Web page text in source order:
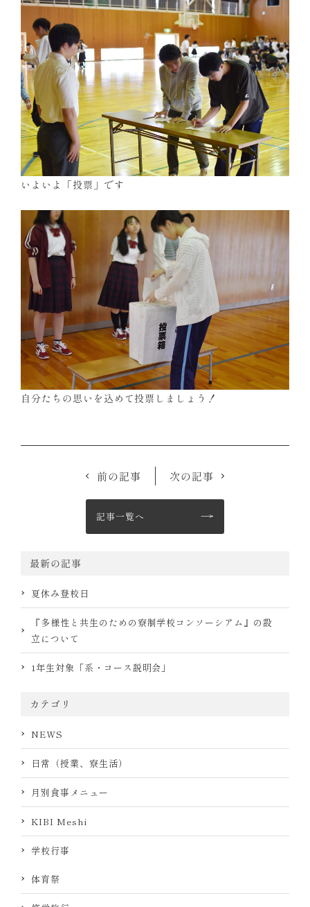
最新の記事
夏休み登校日
『多様性と共生のための寮制学校コンソーシアム』の設
立について
1年生対象「系・コース説明会」
カテゴリ
NEWS
日常（授業、寮生活）
月別食事メニュー
KIBI Meshi
学校行事
体育祭
いよいよ「投票」です
自分たちの思いを込めて投票しましょう！
記事一覧へ
前の記事 次の記事